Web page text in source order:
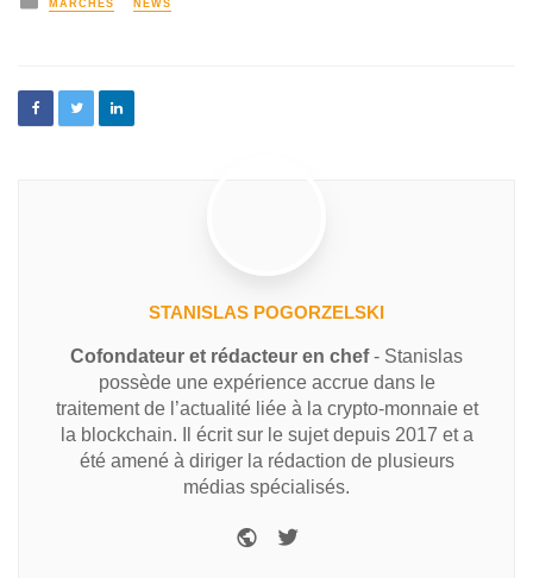
MARCHÉS NEWS
STANISLAS POGORZELSKI
Cofondateur et rédacteur en chef- Stanislas
possède une expérience accrue dans le
traitement de l’actualité liée à la crypto-monnaie et
la blockchain. Il écrit sur le sujet depuis 2017 et a
été amené à diriger la rédaction de plusieurs
médias spécialisés.